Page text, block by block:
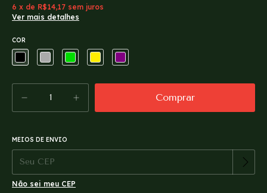
6 x de R$14,17 sem juros
Ver mais detalhes
COR
Entregas para o CEP:
MEIOS DE ENVIO
Não sei meu CEP